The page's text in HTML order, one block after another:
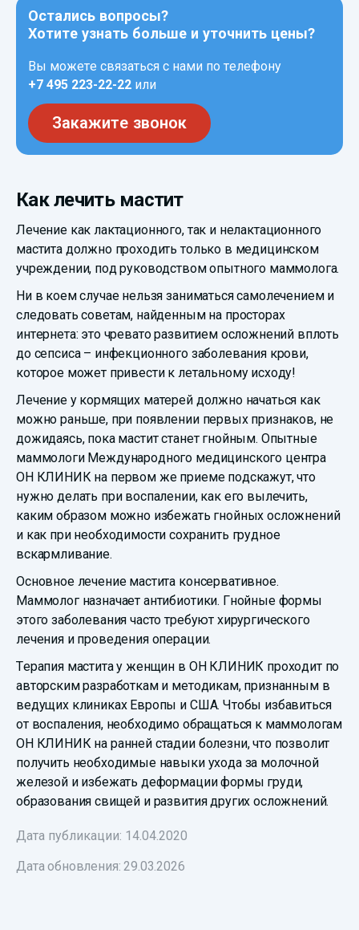
Остались вопросы?
Хотите узнать больше и уточнить цены?
Вы можете связаться с нами по телефону
+7 495 223-22-22 или
Закажите звонок
Как лечить мастит
Лечение как лактационного, так и нелактационного
мастита должно проходить только в медицинском
учреждении, под руководством опытного маммолога.
Ни в коем случае нельзя заниматься самолечением и
следовать советам, найденным на просторах
интернета: это чревато развитием осложнений вплоть
до сепсиса – инфекционного заболевания крови,
которое может привести к летальному исходу!
Лечение у кормящих матерей должно начаться как
можно раньше, при появлении первых признаков, не
дожидаясь, пока мастит станет гнойным. Опытные
маммологи Международного медицинского центра
ОН КЛИНИК на первом же приеме подскажут, что
нужно делать при воспалении, как его вылечить,
каким образом можно избежать гнойных осложнений
и как при необходимости сохранить грудное
вскармливание.
Основное лечение мастита консервативное.
Маммолог назначает антибиотики. Гнойные формы
этого заболевания часто требуют хирургического
лечения и проведения операции.
Терапия мастита у женщин в ОН КЛИНИК проходит по
авторским разработкам и методикам, признанным в
ведущих клиниках Европы и США. Чтобы избавиться
от воспаления, необходимо обращаться к маммологам
ОН КЛИНИК на ранней стадии болезни, что позволит
получить необходимые навыки ухода за молочной
железой и избежать деформации формы груди,
образования свищей и развития других осложнений.
Дата публикации: 14.04.2020
Дата обновления: 29.03.2026